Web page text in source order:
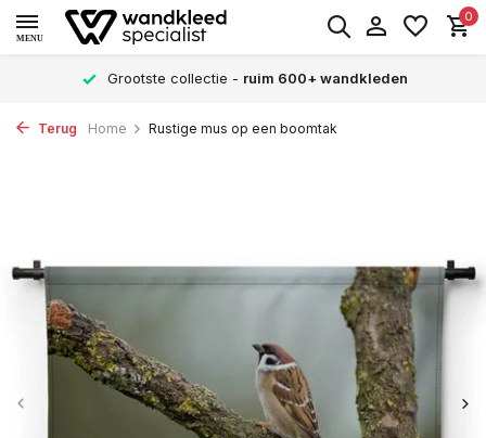
MENU
0
Grootste collectie - ruim 600+ wandkleden
Terug Home Rustige mus op een boomtak